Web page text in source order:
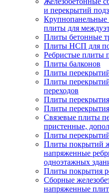
и перекрытий
Крупнопанельные
плиты для
Плиты бетонные
Плиты НСП для
Ребристые плиты
Плиты балконов
Плиты
Плиты
переходов
Плиты
Плиты
Связевые плиты
пристенные,
Плиты
Плиты покрытий
напряженные
одноэтажных
Плиты покрытия
Сборные
напряженные